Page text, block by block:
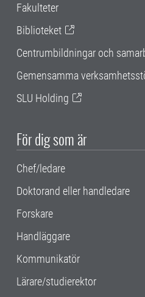
Fakulteter
Biblioteket
Centrumbildningar och
Gemensamma
SLU Holding
För dig som är
Chef/ledare
Doktorand eller handledare
Forskare
Handläggare
Kommunikatör
Lärare/studierektor